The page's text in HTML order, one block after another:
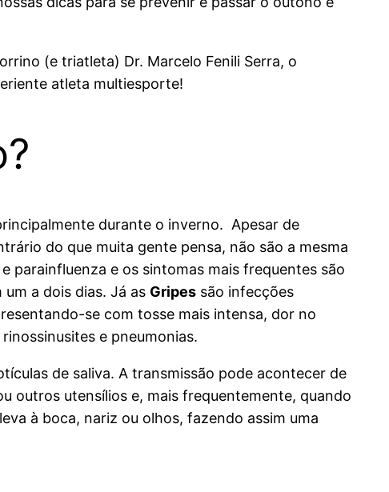
(e triatleta) Dr. Marcelo Fenili Serra, o
atleta multiesporte!
durante o inverno. Apesar de
do que muita gente pensa, não são a mesma
parainfluenza e os sintomas mais frequentes são
a dois dias. Já as Gripes são infecções
se com tosse mais intensa, dor no
e pneumonias.
de saliva. A transmissão pode acontecer de
outros utensílios e, mais frequentemente, quando
à boca, nariz ou olhos, fazendo assim uma